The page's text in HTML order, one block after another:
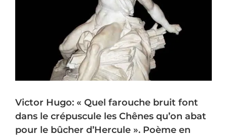
Victor Hugo: « Quel farouche bruit font
dans le crépuscule les Chênes qu’on abat
pour le bûcher d’Hercule ». Poème en